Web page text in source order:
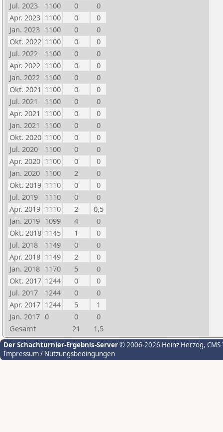
Jul. 2023
1100 0
0
Apr. 2023 1100 0
0
Jan. 2023 1100 0
0
Okt. 2022 1100 0
0
Jul. 2022
1100 0
0
Apr. 2022 1100 0
0
Jan. 2022 1100 0
0
Okt. 2021 1100 0
0
Jul. 2021
1100 0
0
Apr. 2021 1100 0
0
Jan. 2021
1100 0
0
Okt. 2020 1100 0
0
Jul. 2020
1100 0
0
Apr. 2020 1100 0
0
Jan. 2020 1100 2
0
Okt. 2019 1110 0
0
Jul. 2019
1110 0
0
Apr. 2019 1110 2
0,5
Jan. 2019 1099 4
0
Okt. 2018 1145 1
0
Jul. 2018
1149 0
0
Apr. 2018 1149 2
0
Jan. 2018 1170 5
0
Okt. 2017 1244 0
0
Jul. 2017
1244 0
0
Apr. 2017 1244 5
1
Jan. 2017 0 0
0
Gesamt
21 1,5
Der Schachturnier-Ergebnis-Server© 2006-2026 Heinz Herzog,
Impressum / Nutzungsbedingungen